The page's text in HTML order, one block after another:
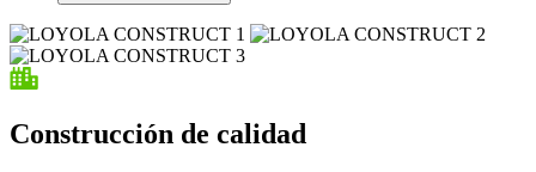
Construcción de calidad